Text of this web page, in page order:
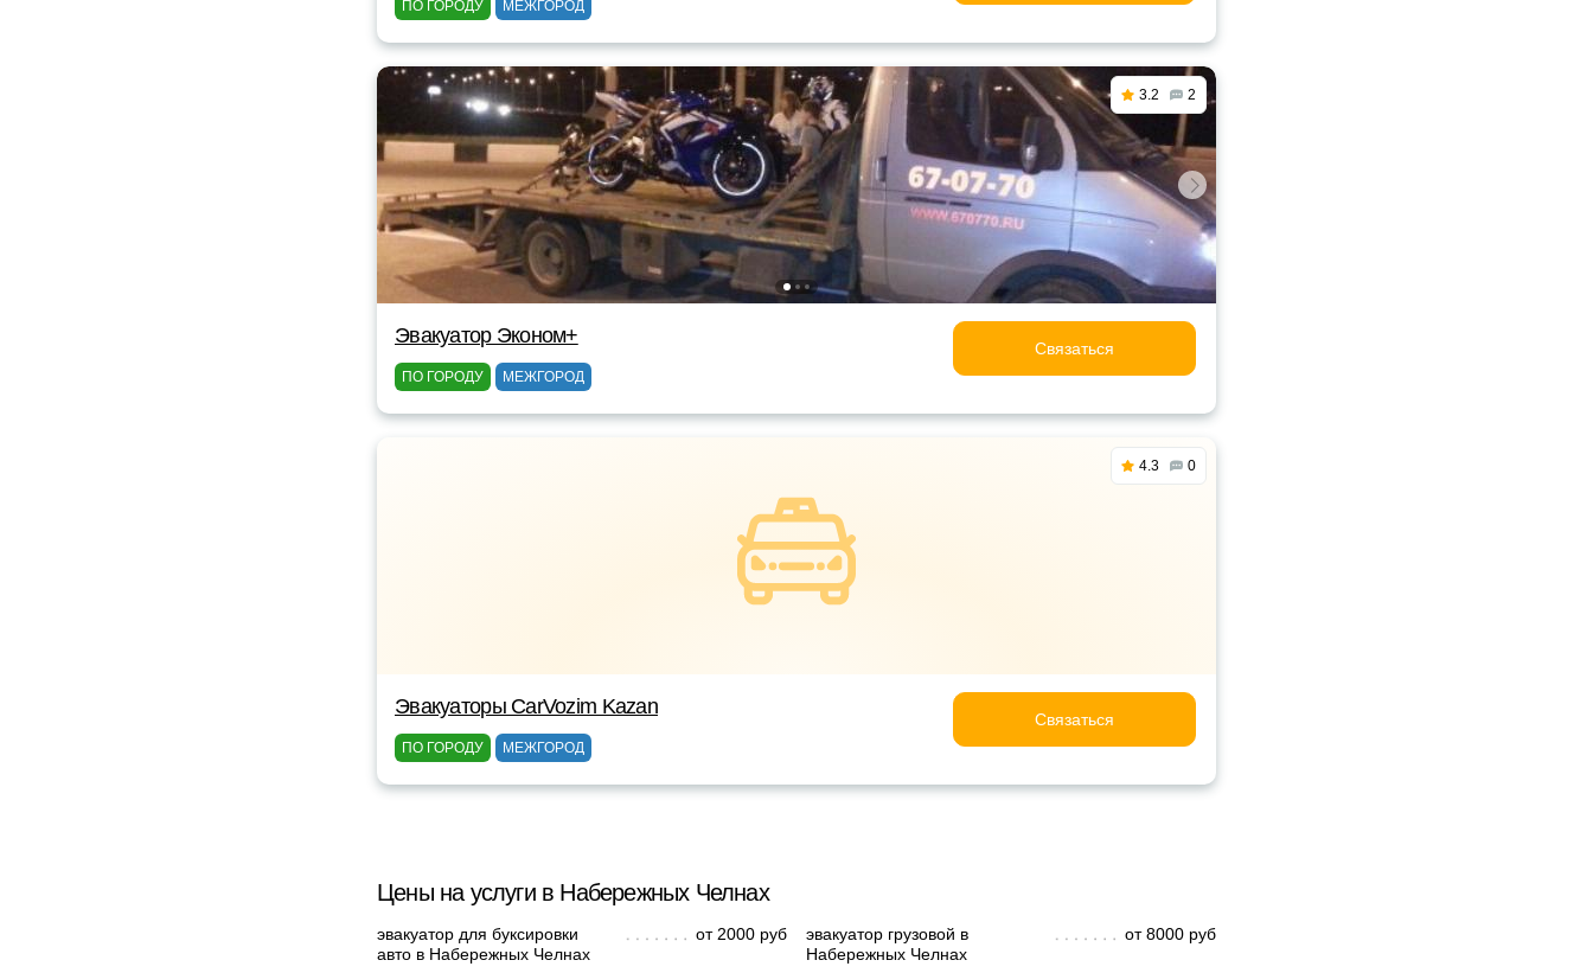
ПО ГОРОДУ МЕЖГОРОД
3.2 2
Эвакуатор Эконом+
ПО ГОРОДУ МЕЖГОРОД
Связаться
4.3 0
Эвакуаторы CarVozim Kazan
ПО ГОРОДУ МЕЖГОРОД
Связаться
Цены на услуги в Набережных Челнах
эвакуатор для буксировки
авто в Набережных Челнах
от 2000 руб
эвакуатор грузовой в
Набережных Челнах
от 8000 руб